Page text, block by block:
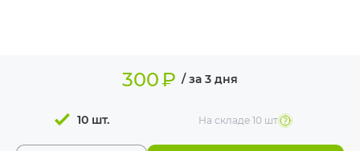
300₽ / за 3 дня
10 шт. На складе10 шт